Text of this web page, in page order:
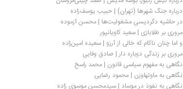
درباره جنگ شهر‌ها (تهران) | حبیب یوسف‌زاده
در حاشیه دگردیسی مشغولیت‌ها | محسن آزموده
مروری بر طلابازی | سعید کاویانپور
و اما چنان ناکام که خالی از آرزو | سعیده امین‌زاده
مروری بر زندگی دوباره دار | صادق وفایی
نگاهی به مفهوم سیاسی قانون | محمد راسخ
نگاهی به ماوتهاوزن | محمود رضایی
نگاهی به نفوذ در موساد | سیدمحسن موسوی زاده